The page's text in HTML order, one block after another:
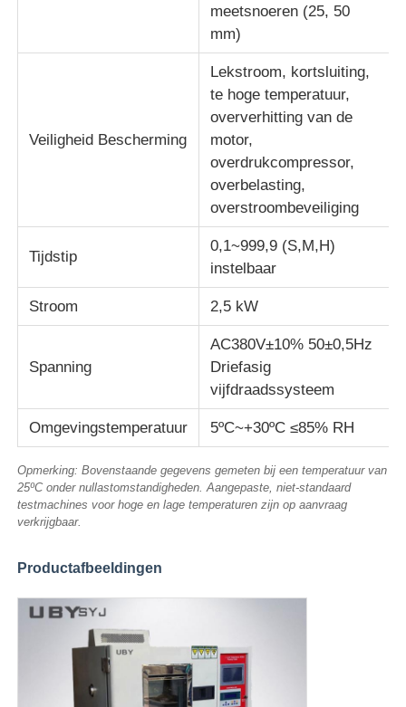
meetsnoeren (25, 50
mm)
Veiligheid Bescherming
Lekstroom, kortsluiting,
te hoge temperatuur,
oververhitting van de
motor,
overdrukcompressor,
overbelasting,
overstroombeveiliging
Tijdstip
0,1~999,9 (S,M,H)
instelbaar
Stroom 2,5 kW
Spanning
AC380V±10% 50±0,5Hz
Driefasig
vijfdraadssysteem
Omgevingstemperatuur 5ºC~+30ºC ≤85% RH
Opmerking: Bovenstaande gegevens gemeten bij een temperatuur van
25ºC onder nullastomstandigheden. Aangepaste, niet-standaard
testmachines voor hoge en lage temperaturen zijn op aanvraag
verkrijgbaar.
Productafbeeldingen